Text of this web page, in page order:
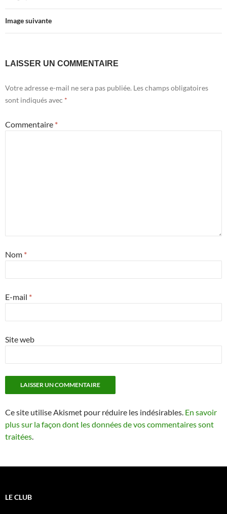
Image suivante
LAISSER UN COMMENTAIRE
Votre adresse e-mail ne sera pas publiée. Les champs obligatoires
sont indiqués avec *
Commentaire *
Nom *
E-mail *
Site web
Ce site utilise Akismet pour réduire les indésirables. En savoir
plus sur la façon dont les données de vos commentaires sont
traitées.
LE CLUB